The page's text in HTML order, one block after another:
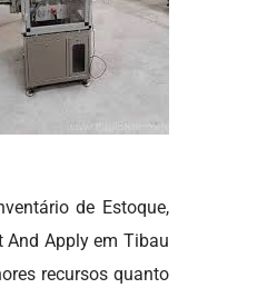
de Estoque,
And Apply em Tibau
recursos quanto